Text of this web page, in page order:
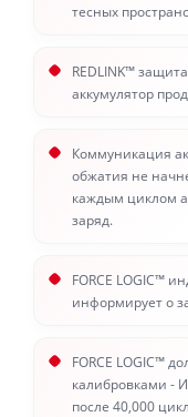
тесных
REDLINK™
аккумулятор
Коммуникация
обжатия не
каждым циклом
заряд.
FORCE LOGIC™
информирует о
FORCE LOGIC™
калибровками -
после 40,000